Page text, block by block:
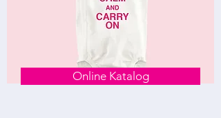
Online Katalog